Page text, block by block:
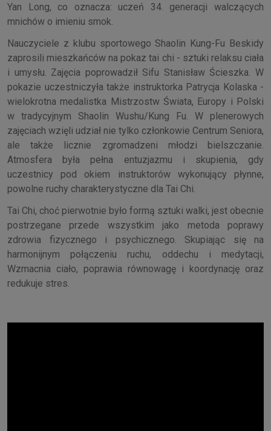
Yan Long, co oznacza: uczeń 34. generacji walczących
mnichów o imieniu smok.
Nauczyciele z klubu sportowego Shaolin Kung-Fu Beskidy
zaprosili mieszkańców na pokaz tai chi - sztuki relaksu ciała
i umysłu. Zajęcia poprowadził Sifu Stanisław Ścieszka. W
pokazie uczestniczyła także instruktorka Patrycja Kolaska -
wielokrotna medalistka Mistrzostw Świata, Europy i Polski
w tradycyjnym Shaolin Wushu/Kung Fu. W plenerowych
zajęciach wzięli udział nie tylko członkowie Centrum Seniora,
ale także licznie zgromadzeni młodzi bielszczanie.
Atmosfera była pełna entuzjazmu i skupienia, gdy
uczestnicy pod okiem instruktorów wykonujący płynne,
powolne ruchy charakterystyczne dla Tai Chi.
Tai Chi, choć pierwotnie było formą sztuki walki, jest obecnie
postrzegane przede wszystkim jako metoda poprawy
zdrowia fizycznego i psychicznego. Skupiając się na
harmonijnym połączeniu ruchu, oddechu i medytacji,
Wzmacnia ciało, poprawia równowagę i koordynację oraz
redukuje stres.